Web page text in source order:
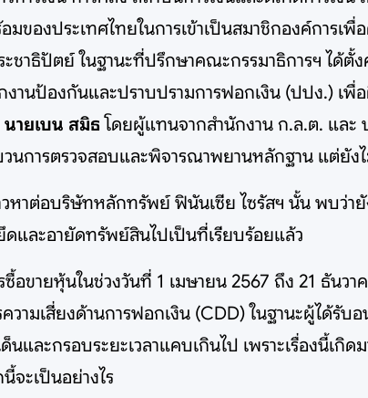
ของประเทศไทยในการเข้าเป็นสมาชิกองค์การเ
าธิปัตย์ ในฐานะที่ปรึกษาคณะกรรมาธิการฯ ได้ตั้
นป้องกันและปราบปรามการฟอกเงิน (ปปง.) เ
นายเบน สมิธ โดยผู้แทนจากสำนักงาน ก.ล.ต. และ
นการตรวจสอบและพิจารณาพยานหลักฐาน แต่ยัง
วหาต่อบริษัทหลักทรัพย์ ฟินันเซีย ไซรัสฯ นั้น พบว่
ดและอายัดทรัพย์สินไปเป็นที่เรียบร้อยแล้ว
อขายหุ้นในช่วงวันที่ 1 เมษายน 2567 ถึง 21 ธันว
ามเสี่ยงด้านการฟอกเงิน (CDD) ในฐานะผู้ได้รั
และกรอบระยะเวลาแคบเกินไป เพราะเรื่องนี้เ
ะเป็นอย่างไร